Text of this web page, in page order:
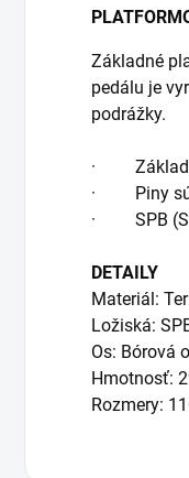
Základné
pedálu je
podrážky.
·
· Piny sú
· SPB
DETAILY
Materiál:
Ložiská:
Os: Bórová
Hmotnosť:
Rozmery: